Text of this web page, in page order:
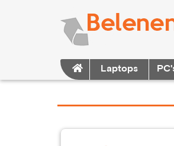
Laptops